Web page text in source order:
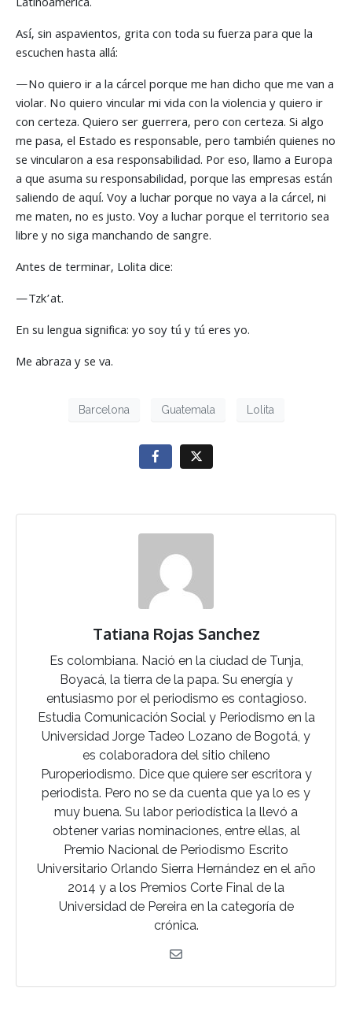
Así, sin aspavientos, grita con toda su fuerza para que la
escuchen hasta allá:
—No quiero ir a la cárcel porque me han dicho que me van a
violar. No quiero vincular mi vida con la violencia y quiero ir
con certeza. Quiero ser guerrera, pero con certeza. Si algo
me pasa, el Estado es responsable, pero también quienes no
se vincularon a esa responsabilidad. Por eso, llamo a Europa
a que asuma su responsabilidad, porque las empresas están
saliendo de aquí. Voy a luchar porque no vaya a la cárcel, ni
me maten, no es justo. Voy a luchar porque el territorio sea
libre y no siga manchando de sangre.
Antes de terminar, Lolita dice:
—Tzk’at.
En su lengua significa: yo soy tú y tú eres yo.
Me abraza y se va.
Barcelona Guatemala Lolita
Tatiana Rojas Sanchez
Es colombiana. Nació en la ciudad de Tunja,
Boyacá, la tierra de la papa. Su energía y
entusiasmo por el periodismo es contagioso.
Estudia Comunicación Social y Periodismo en la
Universidad Jorge Tadeo Lozano de Bogotá, y
es colaboradora del sitio chileno
Puroperiodismo. Dice que quiere ser escritora y
periodista. Pero no se da cuenta que ya lo es y
muy buena. Su labor periodística la llevó a
obtener varias nominaciones, entre ellas, al
Premio Nacional de Periodismo Escrito
Universitario Orlando Sierra Hernández en el año
2014 y a los Premios Corte Final de la
Universidad de Pereira en la categoría de
crónica.